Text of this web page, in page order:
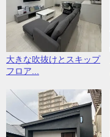
大きな吹抜けとスキップ
フロア...